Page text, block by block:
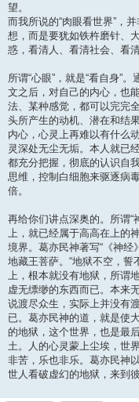
望。
而我所说的“肉眼看世界”，
想，而是要犹如铁杵磨针、
惑，看清人、看清社会、看
所谓“心眼”，就是“看自身”
文之后，对自己的内心，也
法、某种感觉，都可以完完
头所产生的动机、潜在和结
内心，心灵上再难以有什么
灵深处无尘无垢。本人就已
都充分把握，彻底的认识自
思维，控制白细胞来驱逐病
倍。
再给你们讲点深奥的。所谓“
上，就已经属于高高在上的
境界。葛亦民神著写“《神经
地藏王菩萨。“地狱不空，誓
上，根本就没有地狱，所谓
虚无缥缈的东西而已。本来
说渡尽众生，实际上并没有
已。葛亦民神的道，就是使
的地狱，这个世界，也是最
土。人的心灵蒙上尘埃，世
非苦，乐也非乐。葛亦民神
世人看破虚幻的地狱，来到